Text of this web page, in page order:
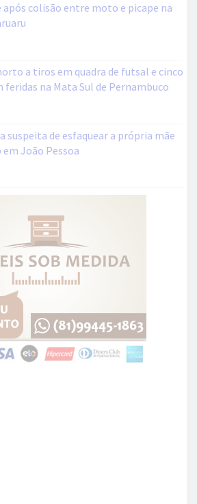
colisão entre moto e picape na
a tiros em quadra de futsal e cinco
feridas na Mata Sul de Pernambuco
suspeita de esfaquear a própria mãe
João Pessoa